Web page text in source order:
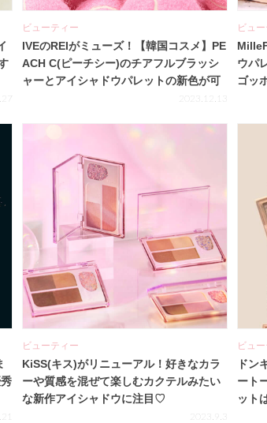
ビューティー
IVEのREIがミューズ！【韓国コスメ】PE
ACH C(ピーチシー)のチアフルブラッシ
ャーとアイシャドウパレットの新色が可
2023.12.13
ビュ
ウパ
ゴッ
ビューティー
KiSS(キス)がリニューアル！好きなカラ
ーや質感を混ぜて楽しむカクテルみたい
な新作アイシャドウに注目♡
2023.9.3
ビュ
ドン
ート
ット